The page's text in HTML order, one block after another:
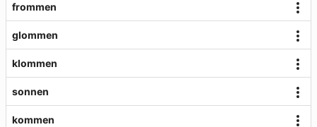
frommen
glommen
klommen
sonnen
kommen